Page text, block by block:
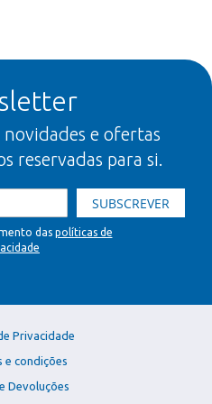
novidades e ofertas
reservadas para si.
SUBSCREVER
das políticas de
Privacidade
e condições
Devoluções